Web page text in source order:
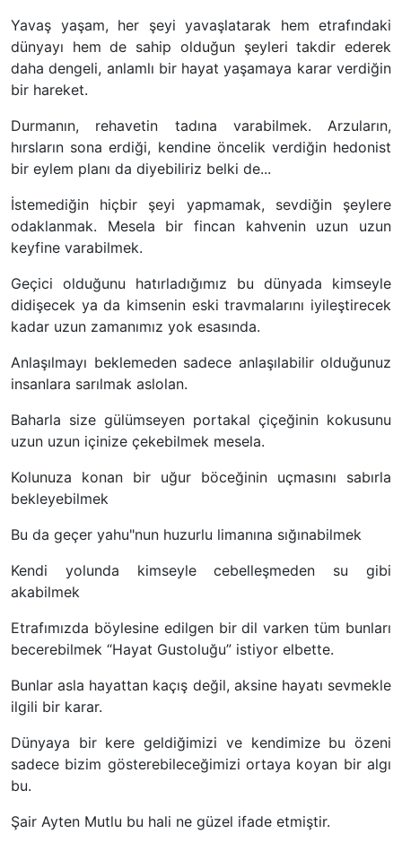
Yavaş yaşam, her şeyi yavaşlatarak hem etrafındaki
dünyayı hem de sahip olduğun şeyleri takdir ederek
daha dengeli, anlamlı bir hayat yaşamaya karar verdiğin
bir hareket.
Durmanın, rehavetin tadına varabilmek. Arzuların,
hırsların sona erdiği, kendine öncelik verdiğin hedonist
bir eylem planı da diyebiliriz belki de...
İstemediğin hiçbir şeyi yapmamak, sevdiğin şeylere
odaklanmak. Mesela bir fincan kahvenin uzun uzun
keyfine varabilmek.
Geçici olduğunu hatırladığımız bu dünyada kimseyle
didişecek ya da kimsenin eski travmalarını iyileştirecek
kadar uzun zamanımız yok esasında.
Anlaşılmayı beklemeden sadece anlaşılabilir olduğunuz
insanlara sarılmak aslolan.
Baharla size gülümseyen portakal çiçeğinin kokusunu
uzun uzun içinize çekebilmek mesela.
Kolunuza konan bir uğur böceğinin uçmasını sabırla
bekleyebilmek
Bu da geçer yahu"nun huzurlu limanına sığınabilmek
Kendi yolunda kimseyle cebelleşmeden su gibi
akabilmek
Etrafımızda böylesine edilgen bir dil varken tüm bunları
becerebilmek “Hayat Gustoluğu” istiyor elbette.
Bunlar asla hayattan kaçış değil, aksine hayatı sevmekle
ilgili bir karar.
Dünyaya bir kere geldiğimizi ve kendimize bu özeni
sadece bizim gösterebileceğimizi ortaya koyan bir algı
bu.
Şair Ayten Mutlu bu hali ne güzel ifade etmiştir.